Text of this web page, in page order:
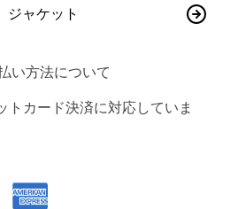
ジャケット
い方法について
トカード決済に対応していま